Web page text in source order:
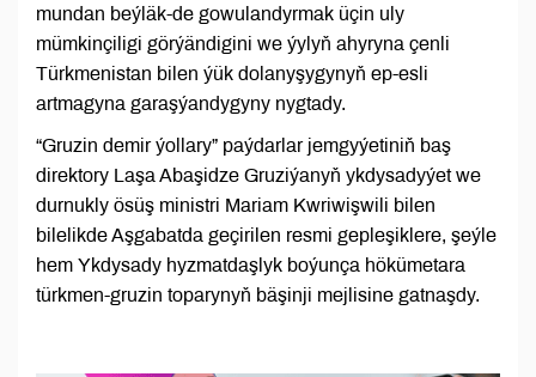
mundan beýläk-de gowulandyrmak üçin uly
mümkinçiligi görýändigini we ýylyň ahyryna çenli
Türkmenistan bilen ýük dolanyşygynyň ep-esli
artmagyna garaşýandygyny nygtady.
“Gruzin demir ýollary” paýdarlar jemgyýetiniň baş
direktory Laşa Abaşidze Gruziýanyň ykdysadyýet we
durnukly ösüş ministri Mariam Kwriwişwili bilen
bilelikde Aşgabatda geçirilen resmi gepleşiklere, şeýle
hem Ykdysady hyzmatdaşlyk boýunça hökümetara
türkmen-gruzin toparynyň bäşinji mejlisine gatnaşdy.